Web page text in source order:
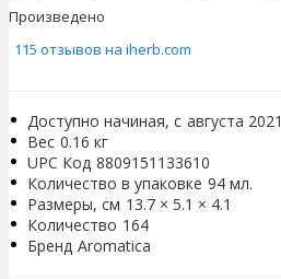
Произведено
115 отзывов на iherb.com
Доступно начиная, с августа 2021
Вес 0.16 кг
UPC Код 8809151133610
Количество в упаковке 94 мл.
Размеры, см 13.7 × 5.1 × 4.1
Количество 164
Бренд Aromatica